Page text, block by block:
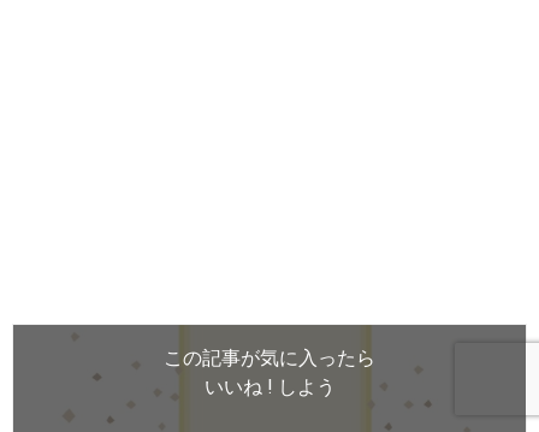
この記事が気に入ったら
いいね ! しよう